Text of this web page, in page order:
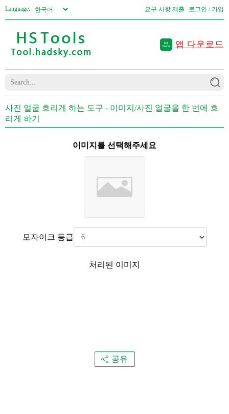
Language: 요구 사항 제출 로그인 / 가입
앱 다운로드
사진 얼굴 흐리게 하는 도구 - 이미지/사진 얼굴을 한 번에 흐
리게 하기
이미지를 선택해주세요
모자이크 등급
처리된 이미지
공유